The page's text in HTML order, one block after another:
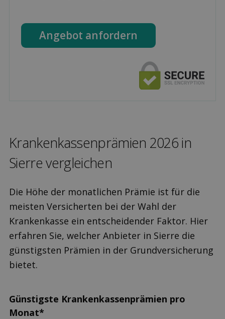
Angebot anfordern
Kranken­kassen­prämien 2026 in
Sierre ver­gleichen
Die Höhe der monatlichen Prämie ist für die
meisten Versicherten bei der Wahl der
Krankenkasse ein entscheidender Faktor. Hier
erfahren Sie, welcher Anbieter in Sierre die
günstigsten Prämien in der Grundversicherung
bietet.
Günstigste Krankenkassenprämien pro
Monat*